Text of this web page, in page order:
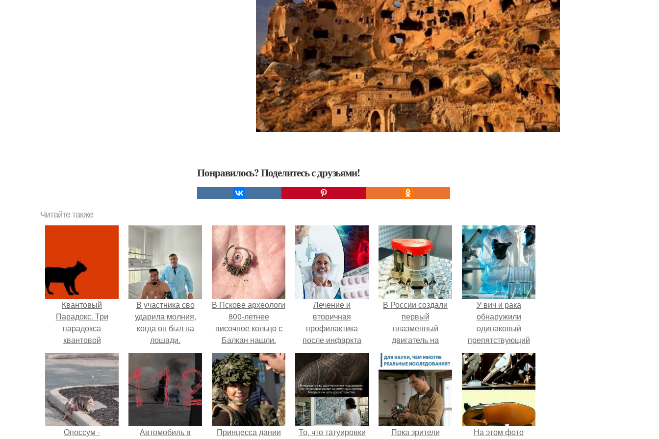
Понравилось? Поделитесь с друзьями!
Читайте также
Квантовый
Парадокс. Три
парадокса
квантовой
механики.
В участника сво
ударила молния,
когда он был на
лошади.
В Пскове археологи
800-летнее
височное кольцо с
Балкан нашли.
Лечение и
вторичная
профилактика
после инфаркта
миокарда.
Вторичная
профилактика
инфаркта миокарда
В России создали
первый
плазменный
двигатель на
У вич и рака
обнаружили
одинаковый
препятствующий
лечению механизм.
Опоссум -
Автомобиль в
Принцесса дании
То, что татуировки
Пока зрители
На этом фото